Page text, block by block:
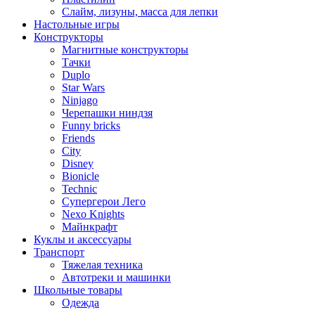
Слайм, лизуны, масса для лепки
Настольные игры
Конструкторы
Магнитные конструкторы
Тачки
Duplo
Star Wars
Ninjago
Черепашки ниндзя
Funny bricks
Friends
City
Disney
Bionicle
Technic
Супергерои Лего
Nexo Knights
Майнкрафт
Куклы и аксессуары
Транспорт
Тяжелая техника
Автотреки и машинки
Школьные товары
Одежда